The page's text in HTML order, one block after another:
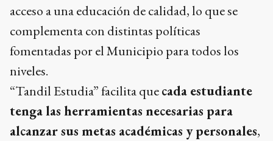
acceso a una educación de calidad, lo que se
complementa con distintas políticas
fomentadas por el Municipio para todos los
niveles.
“Tandil Estudia” facilita quecada estudiante
tenga las herramientas necesarias para
alcanzar sus metas académicas y personales,